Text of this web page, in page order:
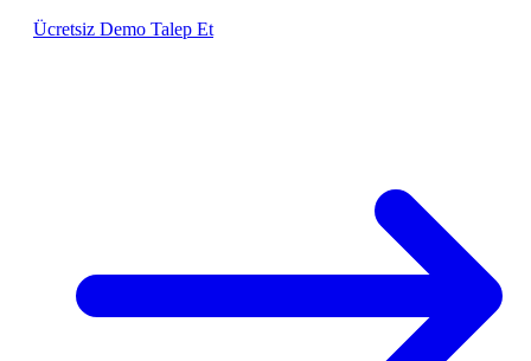
Ücretsiz Demo Talep Et